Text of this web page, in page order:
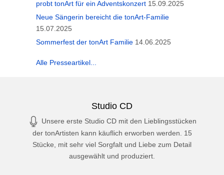
probt tonArt für ein Adventskonzert 15.09.2025
Neue Sängerin bereicht die tonArt-Familie
15.07.2025
Sommerfest der tonArt Familie 14.06.2025
Alle Presseartikel...
Studio CD
Unsere erste Studio CD mit den Lieblingsstücken
der tonArtisten kann käuflich erworben werden. 15
Stücke, mit sehr viel Sorgfalt und Liebe zum Detail
ausgewählt und produziert.